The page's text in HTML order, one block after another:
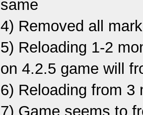
same
4) Removed all
5) Reloading 1-2
on 4.2.5 game will
6) Reloading from 3
7) Game seems to